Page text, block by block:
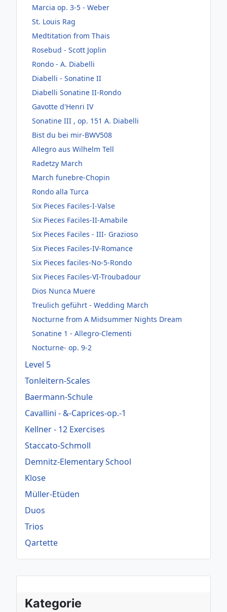
Kategorie
Marcia op. 3-5 - Weber
St. Louis Rag
Medtitation from Thais
Rosebud - Scott Joplin
Rondo - A. Diabelli
Diabelli - Sonatine II
Diabelli Sonatine II-Rondo
Gavotte d'Henri IV
Sonatine III , op. 151 A. Diabelli
Bist du bei mir-BWV508
Allegro aus Wilhelm Tell
Radetzy March
March funebre-Chopin
Rondo alla Turca
Six Pieces Faciles-I-Valse
Six Pieces Faciles-II-Amabile
Six Pieces Faciles - III- Grazioso
Six Pieces Faciles-IV-Romance
Six Pieces faciles-No-5-Rondo
Six Pieces Faciles-VI-Troubadour
Dios Nunca Muere
Treulich geführt - Wedding March
Nocturne from A Midsummer Nights Dream
Sonatine 1 - Allegro-Clementi
Nocturne- op. 9-2
Level 5
Tonleitern-Scales
Baermann-Schule
Cavallini - &-Caprices-op.-1
Kellner - 12 Exercises
Staccato-Schmoll
Demnitz-Elementary School
Klose
Müller-Etüden
Duos
Trios
Qartette